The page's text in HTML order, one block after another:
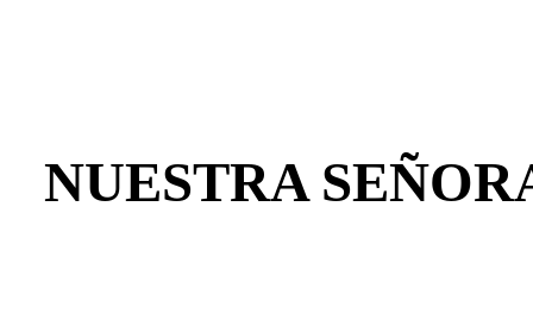
NUESTRA